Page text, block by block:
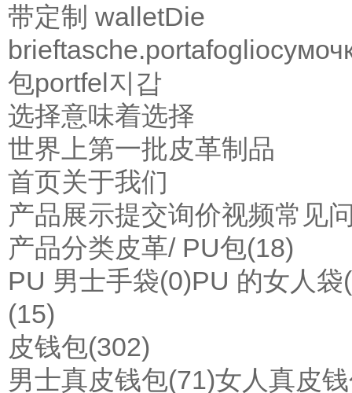
带定制 walletDie
brieftasche.portafoglio
包portfel지갑
选择意味着选择
世界上第一批皮革制品
首页关于我们
产品展示提交询价视频常见
产品分类皮革/ PU包(18)
PU 男士手袋(0)PU 的女人袋
(15)
皮钱包(302)
男士真皮钱包(71)女人真皮